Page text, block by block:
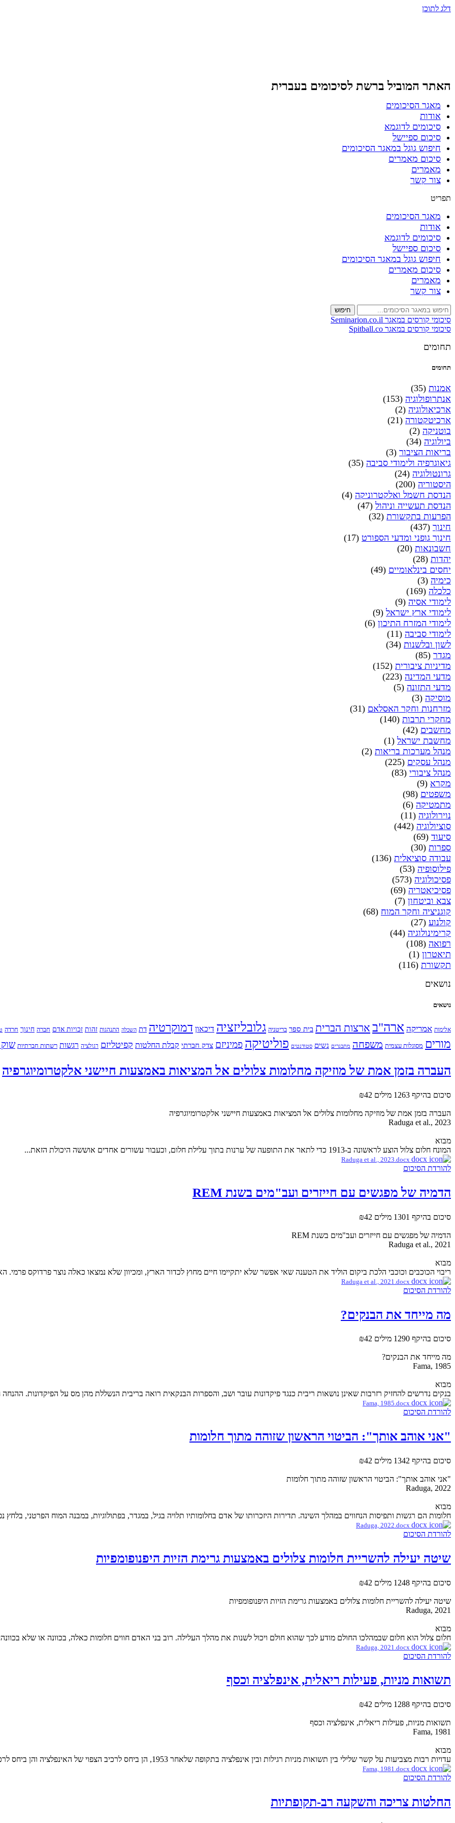
דלג לתוכן
האתר המוביל ברשת לסיכומים בעברית
מאגר הסיכומים
אודות
סיכומים לדוגמא
סיכום ספיישל
חיפוש גוגל במאגר הסיכומים
סיכום מאמרים
מאמרים
צור קשר
תפריט
מאגר הסיכומים
אודות
סיכומים לדוגמא
סיכום ספיישל
חיפוש גוגל במאגר הסיכומים
סיכום מאמרים
מאמרים
צור קשר
חיפוש
סיכומי קורסים במאגר Seminarion.co.il
סיכומי קורסים במאגר Spitball.co
תחומים
תחומים
אמנות (35)
אנתרופולוגיה (153)
ארכיאולוגיה (2)
ארכיטקטורה (21)
בוטניקה (2)
ביולוגיה (34)
בריאות הציבור (3)
גיאוגרפיה ולימודי סביבה (35)
גרונטולוגיה (24)
היסטוריה (200)
הנדסת חשמל ואלקטרוניקה (4)
הנדסת תעשייה וניהול (47)
הפרעות בתקשורת (32)
חינוך (437)
חינוך גופני ומדעי הספורט (17)
חשבונאות (20)
יהדות (28)
יחסים בינלאומיים (49)
כימיה (3)
כלכלה (169)
לימודי אסיה (9)
לימודי ארץ ישראל (9)
לימודי המזרח התיכון (6)
לימודי סביבה (11)
לשון ובלשנות (34)
מגדר (85)
מדיניות ציבורית (152)
מדעי המדינה (223)
מדעי התזונה (5)
מוסיקה (3)
מזרחנות וחקר האסלאם (31)
מחקרי תרבות (140)
מחשבים (42)
מחשבת ישראל (1)
מנהל מערכות בריאות (2)
מנהל עסקים (225)
מנהל ציבורי (83)
מקרא (9)
משפטים (98)
מתמטיקה (6)
נוירולוגיה (11)
סוציולוגיה (442)
סיעוד (69)
ספרות (30)
עבודה סוציאלית (136)
פילוסופיה (53)
פסיכולוגיה (573)
פסיכיאטריה (69)
צבא וביטחון (7)
קוגניציה וחקר המוח (68)
קולנוע (27)
קרימינולוגיה (44)
רפואה (108)
תיאטרון (1)
תקשורת (116)
נושאים
נושאים
אלימות אמריקה ארה"ב ארצות הברית בית ספר בריטניה גלובליזציה דיכאון דמוקרטיה דת השכלה התנהגות זהות זכויות אדם חברה חינוך חרדה
מורים מסוגלות עצמית משפחה מתבגרים נשים סטודנטים פוליטיקה פמיניזם צדק חברתי קבלת החלטות קפיטליזם רגולציה רגשות רשתות חברתיות
העברה בזמן אמת של מוזיקה מחלומות צלולים אל המציאות באמצעות חיישני אלקטרומיוגרפיה
סיכום בהיקף 1263 מילים ₪42
העברה בזמן אמת של מוזיקה מחלומות צלולים אל המציאות באמצעות חיישני אלקטרומיוגרפיה
Raduga et al., 2023
מבוא
המונח חלום צלול הוצע לראשונה ב-1913 כדי לתאר את התופעה של ערנות בתוך עלילת חלום, וכעבור עשורים אחדים אוששה היכולת הזאת...
להורדת הסיכום
הדמיה של מפגשים עם חייזרים ועב"מים בשנת REM
סיכום בהיקף 1301 מילים ₪42
הדמיה של מפגשים עם חייזרים ועב"מים בשנת REM
Raduga et al., 2021
מבוא
ריבוי הכוכבים וכוכבי הלכת ביקום הוליד את הטענה שאי אפשר שלא יתקיימו חיים מחוץ לכדור הארץ, ומכיוון שלא נמצאו כאלה נוצר פרדוקס פרמי.
להורדת הסיכום
מה מייחד את הבנקים?
סיכום בהיקף 1290 מילים ₪42
מה מייחד את הבנקים?
Fama, 1985
מבוא
בנקים נדרשים להחזיק רזרבות שאינן נושאות ריבית כנגד פיקדונות עובר ושב, והספרות הבנקאית רואה בריבית הנשללת מהן מס על הפיקדונות.
להורדת הסיכום
"אני אוהב אותך": הביטוי הראשון שזוהה מתוך חלומות
סיכום בהיקף 1342 מילים ₪42
"אני אוהב אותך": הביטוי הראשון שזוהה מתוך חלומות
Raduga, 2022
מבוא
חלומות הם רגשות ותפיסות הנחווים במהלך השינה. תדירות היזכרותו של אדם בחלומותיו תלויה בגיל, במגדר, בפתולוגיות, במבנה המוח הפרטני, בלחץ
להורדת הסיכום
שיטה יעילה להשריית חלומות צלולים באמצעות גרימת הזיות היפנופומפיות
סיכום בהיקף 1248 מילים ₪42
שיטה יעילה להשריית חלומות צלולים באמצעות גרימת הזיות היפנופומפיות
Raduga, 2021
מבוא
חלום צלול הוא חלום שבמהלכו החולם מודע לכך שהוא חולם ויכול לשנות את מהלך העלילה. רוב בני האדם חווים חלומות כאלה, בכוונה או שלא
להורדת הסיכום
תשואות מניות, פעילות ריאלית, אינפלציה וכסף
סיכום בהיקף 1288 מילים ₪42
תשואות מניות, פעילות ריאלית, אינפלציה וכסף
Fama, 1981
מבוא
עדויות רבות מצביעות על קשר שלילי בין תשואות מניות רגילות ובין אינפלציה בתקופה שלאחר 1953, הן ביחס לרכיב הצפוי של האינפלציה והן ביחס לרכיב הבלתי צפוי. ממצאים אלה...
להורדת הסיכום
החלטות צריכה והשקעה רב-תקופתיות